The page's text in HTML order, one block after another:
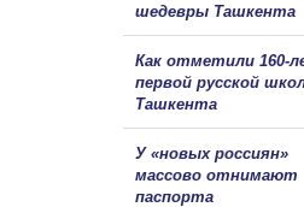
шедевры Ташкента
Как отметили 160-
первой русской
Ташкента
У «новых россиян»
массово отнимают
паспорта